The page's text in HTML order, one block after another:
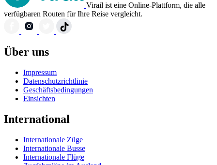
Virail ist eine Online-Plattform, die alle
verfügbaren Routen für Ihre Reise vergleicht.
Über uns
Impressum
Datenschutzrichtlinie
Geschäftsbedingungen
Einsichten
International
Internationale Züge
Internationale Busse
Internationale Flüge